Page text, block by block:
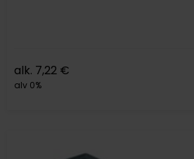
alk. 7,22 €
alv 0%